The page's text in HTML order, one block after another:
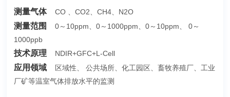
测量气体 CO 、CO2、CH4、N2O
测量范围
0～10ppm、0～1000ppm、0～10ppm、 0～
1000ppb
技术原理 NDIR+GFC+L-Cell
应用领域
区域性、 公共场所、化工园区、畜牧养殖厂、工业
厂矿等温室气体排放水平的监测